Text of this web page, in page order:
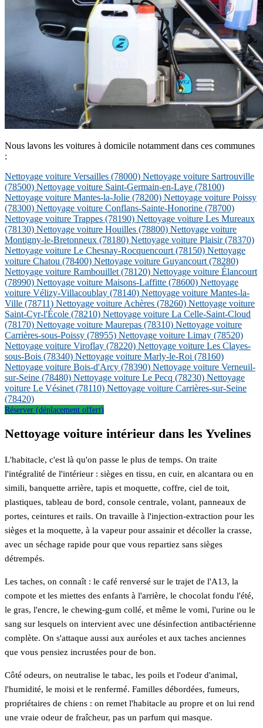
Nous lavons les voitures à domicile notamment dans ces communes
:
Nettoyage voiture Versailles (78000) Nettoyage voiture Sartrouville
(78500) Nettoyage voiture Saint-Germain-en-Laye (78100)
Nettoyage voiture Mantes-la-Jolie (78200) Nettoyage voiture Poissy
(78300) Nettoyage voiture Conflans-Sainte-Honorine (78700)
Nettoyage voiture Trappes (78190) Nettoyage voiture Les Mureaux
(78130) Nettoyage voiture Houilles (78800) Nettoyage voiture
Montigny-le-Bretonneux (78180) Nettoyage voiture Plaisir(78370)
Nettoyage voiture Le Chesnay-Rocquencourt(78150) Nettoyage
voiture Chatou (78400) Nettoyage voiture Guyancourt(78280)
Nettoyage voiture Rambouillet(78120) Nettoyage voiture Élancourt
(78990) Nettoyage voiture Maisons-Laffitte (78600) Nettoyage
voiture Vélizy-Villacoublay (78140) Nettoyage voiture Mantes-la-
Ville (78711) Nettoyage voiture Achères (78260) Nettoyage voiture
Saint-Cyr-l'École (78210) Nettoyage voiture La Celle-Saint-Cloud
(78170) Nettoyage voiture Maurepas (78310) Nettoyage voiture
Carrières-sous-Poissy (78955) Nettoyage voiture Limay (78520)
Nettoyage voiture Viroflay (78220) Nettoyage voiture Les Clayes-
sous-Bois (78340) Nettoyage voiture Marly-le-Roi (78160)
Nettoyage voiture Bois-d'Arcy (78390) Nettoyage voiture Verneuil-
sur-Seine (78480) Nettoyage voiture Le Pecq (78230) Nettoyage
voiture Le Vésinet(78110) Nettoyage voiture Carrières-sur-Seine
(78420)
Réserver (déplacement offert)
Nettoyage voiture intérieur dans les Yvelines
L'habitacle, c'est là qu'on passe le plus de temps. On traite
l'intégralité de l'intérieur : sièges en tissu, en cuir, en alcantara ou en
simili, banquette arrière, tapis et moquette, coffre, ciel de toit,
plastiques, tableau de bord, console centrale, volant, panneaux de
portes, ceintures et rails. On travaille à l'injection-extraction pour les
sièges et la moquette, à la vapeur pour assainir et décoller la crasse,
avec un séchage rapide pour que vous repartiez sans sièges
détrempés.
Les taches, on connaît : le café renversé sur le trajet de l'A13, la
compote et les miettes des enfants à l'arrière, le chocolat fondu l'été,
le gras, l'encre, le chewing-gum collé, et même le vomi, l'urine ou le
sang sur lesquels on intervient avec une désinfection antibactérienne
complète. On s'attaque aussi aux auréoles et aux taches anciennes
que vous pensiez incrustées pour de bon.
Côté odeurs, on neutralise le tabac, les poils et l'odeur d'animal,
l'humidité, le moisi et le renfermé. Familles débordées, fumeurs,
propriétaires de chiens : on remet l'habitacle au propre et on lui rend
une vraie odeur de fraîcheur, pas un parfum qui masque.